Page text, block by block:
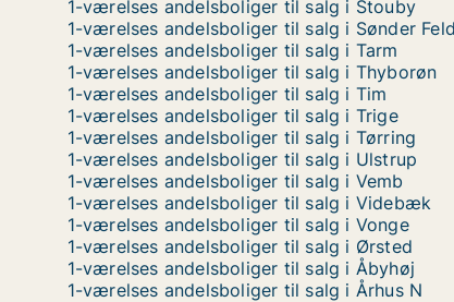
1-værelses andelsboliger til salg i Stouby
1-værelses andelsboliger til salg i Sønder
1-værelses andelsboliger til salg i Tarm
1-værelses andelsboliger til salg i Thyborøn
1-værelses andelsboliger til salg i Tim
1-værelses andelsboliger til salg i Trige
1-værelses andelsboliger til salg i Tørring
1-værelses andelsboliger til salg i Ulstrup
1-værelses andelsboliger til salg i Vemb
1-værelses andelsboliger til salg i Videbæk
1-værelses andelsboliger til salg i Vonge
1-værelses andelsboliger til salg i Ørsted
1-værelses andelsboliger til salg i Åbyhøj
1-værelses andelsboliger til salg i Århus N